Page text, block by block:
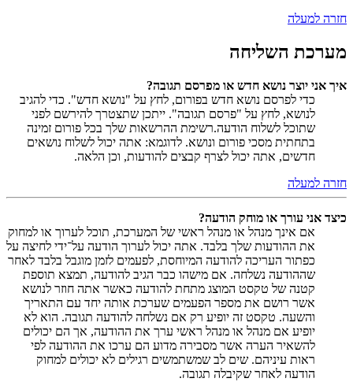
חזרה למעלה
מערכת השליחה
איך אני יוצר נושא חדש או מפרסם תגובה?
כדי לפרסם נושא חדש בפורום, לחץ על "נושא חדש". כדי להגיב
לנושא, לחץ על "פרסם תגובה". ייתכן שתצטרך להירשם לפני
שתוכל לשלוח הודעה.רשימת ההרשאות שלך בכל פורום זמינה
בתחתית מסכי פורום ונושא. לדוגמא: אתה יכול לשלוח נושאים
חדשים, אתה יכול לצרף קבצים להודעות, וכן הלאה.
חזרה למעלה
כיצד אני עורך או מוחק הודעה?
אם אינך מנהל או מנהל ראשי של המערכת, תוכל לערוך או למחוק
את ההודעות שלך בלבד. אתה יכול לערוך הודעה על־ידי לחיצה על
כפתור העריכה להודעה המיוחסת, לפעמים לזמן מוגבל בלבד לאחר
שההודעה נשלחה. אם מישהו כבר הגיב להודעה, תמצא תוספת
קטנה של טקסט המוצג מתחת להודעה כאשר אתה חוזר לנושא
אשר רושם את מספר הפעמים שערכת אותה יחד עם התאריך
והשעה. טקסט זה יופיע רק אם נשלחה להודעה תגובה. הוא לא
יופיע אם מנהל או מנהל ראשי ערך את ההודעה, אך הם יכולים
להשאיר הערה אשר מסבירה מדוע הם ערכו את ההודעה לפי
ראות עיניהם. שים לב שמשתמשים רגילים לא יכולים למחוק
הודעה לאחר שקיבלה תגובה.